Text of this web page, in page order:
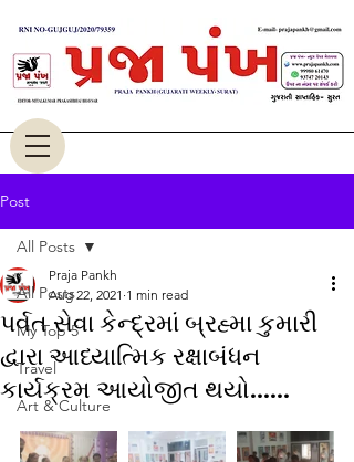
Post
All Posts
My Top 5
Travel
Art & Culture
All Posts
પર્વત સેવા કેન્દ્રમાં બ્રહ્મા કુમારી
દ્વારા આધ્યાત્મિક રક્ષાબંધન
કાર્યક્રમ આયોજીત થયો......
Praja Pankh
Aug 22, 2021 1 min read